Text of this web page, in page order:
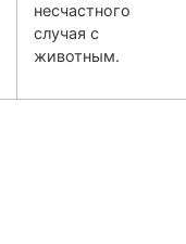
несчастного
случая с
животным.